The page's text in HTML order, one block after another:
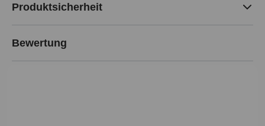
Produktsicherheit
Bewertung